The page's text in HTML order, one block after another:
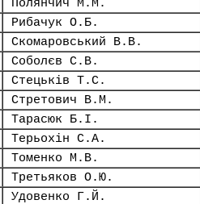
Полянчич М.М.
Рибачук О.Б.
Скомаровський В.В.
Соболєв С.В.
Стецьків Т.С.
Стретович В.М.
Тарасюк Б.І.
Терьохін С.А.
Томенко М.В.
Третьяков О.Ю.
Удовенко Г.Й.